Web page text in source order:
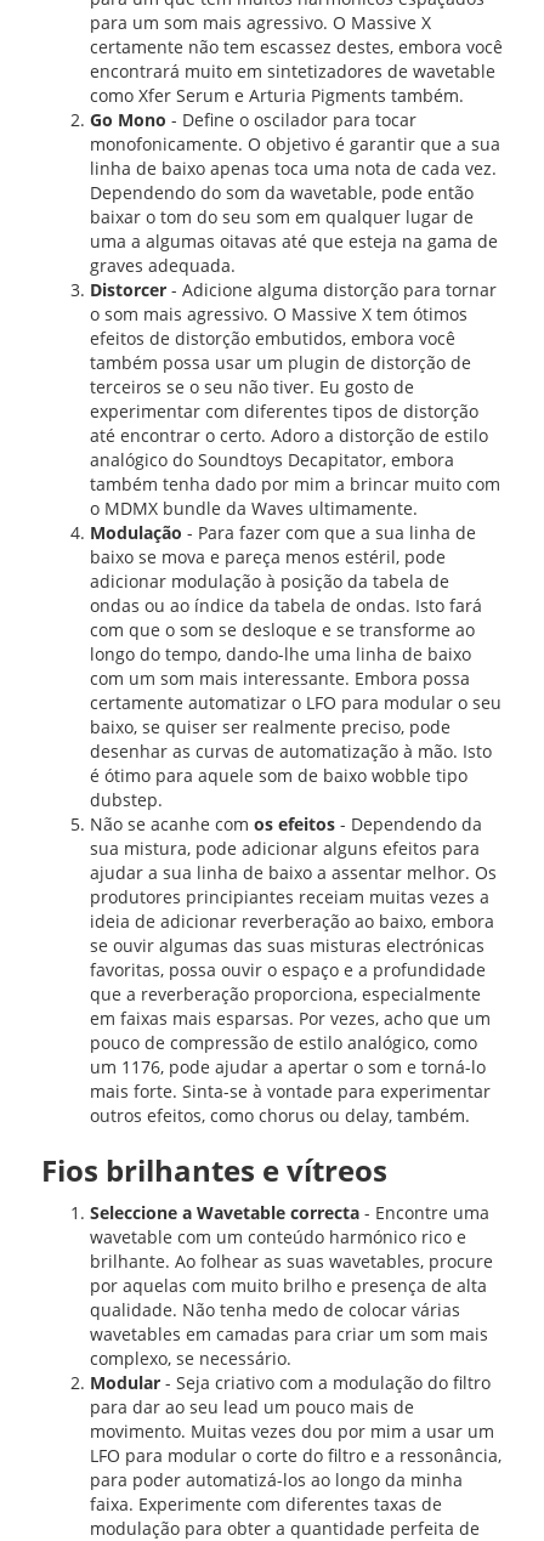
para um som mais agressivo. O Massive X
certamente não tem escassez destes, embora você
encontrará muito em sintetizadores de wavetable
como Xfer Serum e Arturia Pigments também.
Go Mono - Define o oscilador para tocar
monofonicamente. O objetivo é garantir que a sua
linha de baixo apenas toca uma nota de cada vez.
Dependendo do som da wavetable, pode então
baixar o tom do seu som em qualquer lugar de
uma a algumas oitavas até que esteja na gama de
graves adequada.
Distorcer- Adicione alguma distorção para tornar
o som mais agressivo. O Massive X tem ótimos
efeitos de distorção embutidos, embora você
também possa usar um plugin de distorção de
terceiros se o seu não tiver. Eu gosto de
experimentar com diferentes tipos de distorção
até encontrar o certo. Adoro a distorção de estilo
analógico do Soundtoys Decapitator, embora
também tenha dado por mim a brincar muito com
o MDMX bundle da Waves ultimamente.
Modulação - Para fazer com que a sua linha de
baixo se mova e pareça menos estéril, pode
adicionar modulação à posição da tabela de
ondas ou ao índice da tabela de ondas. Isto fará
com que o som se desloque e se transforme ao
longo do tempo, dando-lhe uma linha de baixo
com um som mais interessante. Embora possa
certamente automatizar o LFO para modular o seu
baixo, se quiser ser realmente preciso, pode
desenhar as curvas de automatização à mão. Isto
é ótimo para aquele som de baixo wobble tipo
dubstep.
Não se acanhe com os efeitos- Dependendo da
sua mistura, pode adicionar alguns efeitos para
ajudar a sua linha de baixo a assentar melhor. Os
produtores principiantes receiam muitas vezes a
ideia de adicionar reverberação ao baixo, embora
se ouvir algumas das suas misturas electrónicas
favoritas, possa ouvir o espaço e a profundidade
que a reverberação proporciona, especialmente
em faixas mais esparsas. Por vezes, acho que um
pouco de compressão de estilo analógico, como
um 1176, pode ajudar a apertar o som e torná-lo
mais forte. Sinta-se à vontade para experimentar
outros efeitos, como chorus ou delay, também.
Fios brilhantes e vítreos
Seleccione a Wavetable correcta- Encontre uma
wavetable com um conteúdo harmónico rico e
brilhante. Ao folhear as suas wavetables, procure
por aquelas com muito brilho e presença de alta
qualidade. Não tenha medo de colocar várias
wavetables em camadas para criar um som mais
complexo, se necessário.
Modular- Seja criativo com a modulação do filtro
para dar ao seu lead um pouco mais de
movimento. Muitas vezes dou por mim a usar um
LFO para modular o corte do filtro e a ressonância,
para poder automatizá-los ao longo da minha
faixa. Experimente com diferentes taxas de
modulação para obter a quantidade perfeita de